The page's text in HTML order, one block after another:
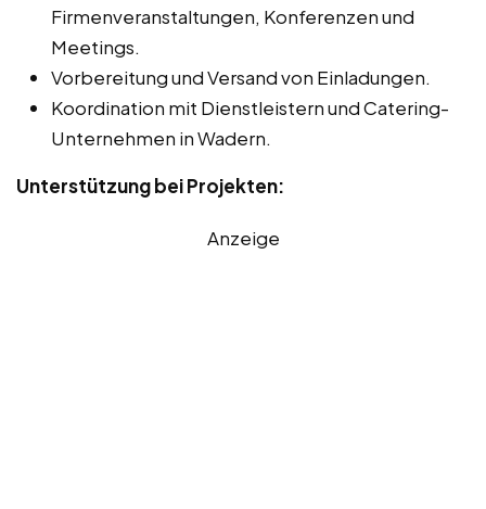
Firmenveranstaltungen, Konferenzen und
Meetings.
Vorbereitung und Versand von Einladungen.
Koordination mit Dienstleistern und Catering-
Unternehmen in Wadern.
Unterstützung bei Projekten:
Anzeige